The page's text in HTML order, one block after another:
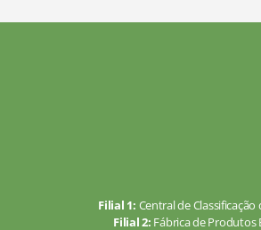
Filial 1: Central de
Filial 2: Fábrica de Produtos